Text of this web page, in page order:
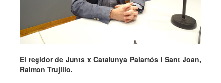
El regidor de Junts x Catalunya Palamós i Sant Joan,
Raimon Trujillo.